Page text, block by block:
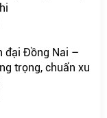
đại Đồng Nai –
trọng, chuẩn xu